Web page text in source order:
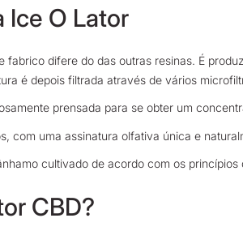
Ice O Lator
fabrico difere do das outras resinas. É
é depois filtrada através de vários
prensada para se obter um
com uma assinatura olfativa única e
cultivado de acordo com os
CBD?